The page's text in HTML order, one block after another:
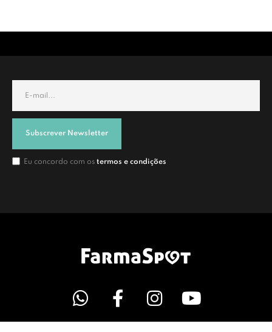
Subscrever Newsletter
Eu concordo com os termos e condições